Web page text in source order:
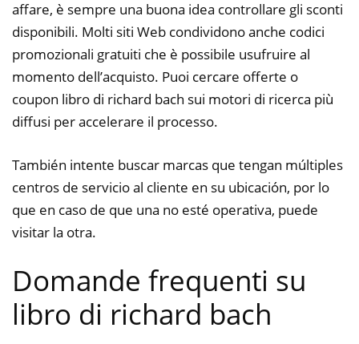
affare, è sempre una buona idea controllare gli sconti
disponibili. Molti siti Web condividono anche codici
promozionali gratuiti che è possibile usufruire al
momento dell’acquisto. Puoi cercare offerte o
coupon libro di richard bach sui motori di ricerca più
diffusi per accelerare il processo.
También intente buscar marcas que tengan múltiples
centros de servicio al cliente en su ubicación, por lo
que en caso de que una no esté operativa, puede
visitar la otra.
Domande frequenti su
libro di richard bach